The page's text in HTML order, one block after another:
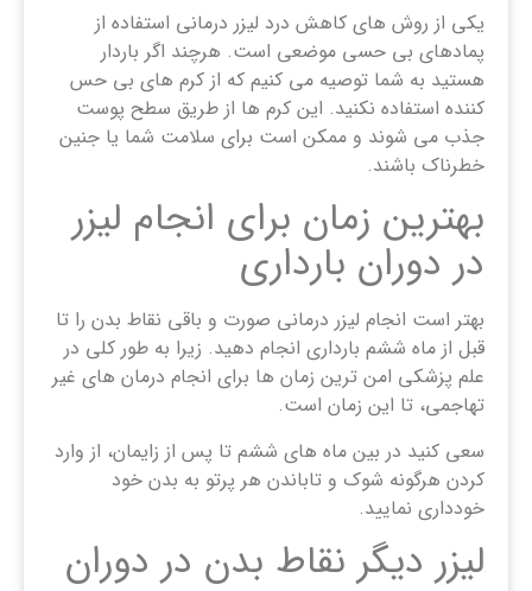
یکی از روش های کاهش درد لیزر درمانی استفاده از
پمادهای بی حسی موضعی است. هرچند اگر باردار
هستید به شما توصیه می کنیم که از کرم های بی حس
کننده استفاده نکنید. این کرم ها از طریق سطح پوست
جذب می شوند و ممکن است برای سلامت شما یا جنین
خطرناک باشند.
بهترین زمان برای انجام لیزر
در دوران بارداری
بهتر است انجام لیزر درمانی صورت و باقی نقاط بدن را تا
قبل از ماه ششم بارداری انجام دهید. زیرا به طور کلی در
علم پزشکی امن ترین زمان ها برای انجام درمان های غیر
تهاجمی، تا این زمان است.
سعی کنید در بین ماه های ششم تا پس از زایمان، از وارد
کردن هرگونه شوک و تاباندن هر پرتو به بدن خود
خودداری نمایید.
لیزر دیگر نقاط بدن در دوران